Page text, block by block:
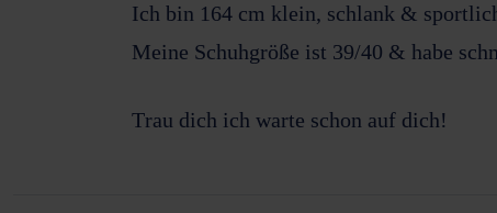
Ich bin 164 cm klein, schlank &
Meine Schuhgröße ist 39/40 & habe
Trau dich ich warte schon auf dich!